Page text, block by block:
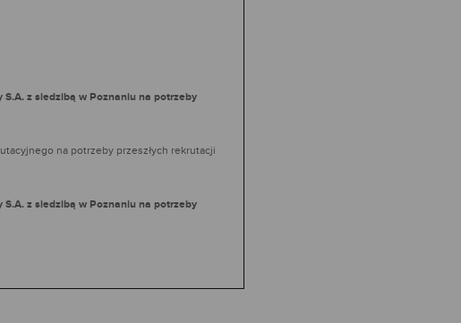
z siedzibą w Poznaniu na potrzeby
na potrzeby przeszłych rekrutacji
z siedzibą w Poznaniu na potrzeby